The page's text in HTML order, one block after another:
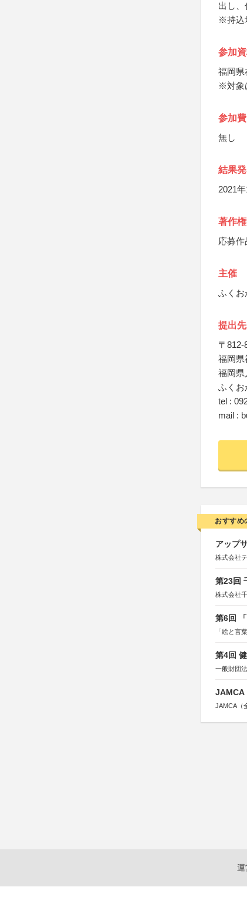
出し
※持込
参加
福岡県
※対象
参加費
無し
結果
2021
著作
応募
主催
ふくお
提出
〒812-
福岡県
福岡県
ふくお
tel :
mail :
おすすめ
アップ
株式会社
第23回
株式会社
第6回
「絵と言
第4回
一般財団
JAMCA
JAMCA（
運